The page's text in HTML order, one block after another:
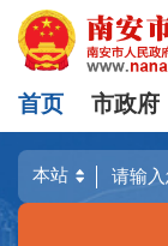
首页 市政府